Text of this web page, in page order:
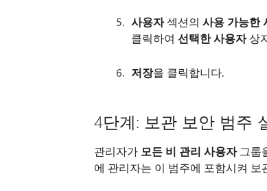
사용자섹션의 사용 가능한
클릭하여 선택한 사용자상
저장을 클릭합니다.
4단계: 보관 보안 범주
관리자가 모든 비 관리 사용자그룹
에 관리자는 이 범주에 포함시켜